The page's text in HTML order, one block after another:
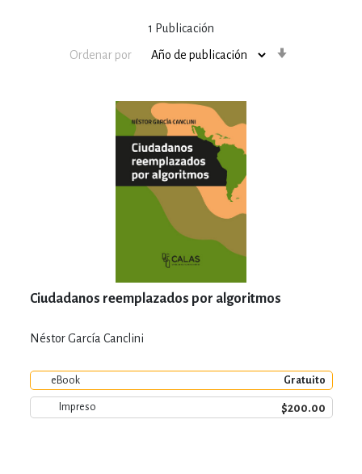
1 Publicación
Ordenar por
Ciudadanos reemplazados por algoritmos
Néstor García Canclini
eBook Gratuito
Impreso $200.00